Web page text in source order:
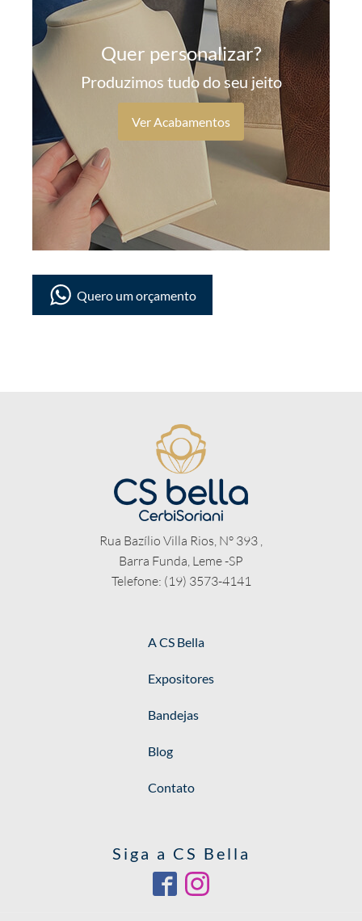
Quer personalizar?
Produzimos tudo do seu jeito
Ver Acabamentos
Quero um orçamento
Rua Bazílio Villa Rios, N° 393 ,
Barra Funda, Leme -SP
Telefone: (19) 3573-4141
A CS Bella
Expositores
Bandejas
Blog
Contato
Siga a CS Bella